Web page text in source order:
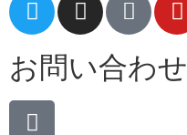
お問い合わせ